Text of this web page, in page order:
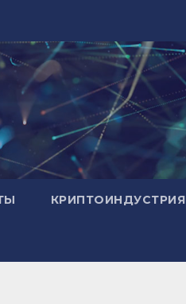
КРИПТОИНДУСТРИЯ